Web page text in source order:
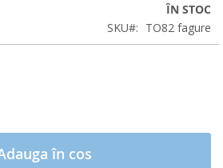
ÎN STOC
SKU
TO82 fagure
în cos